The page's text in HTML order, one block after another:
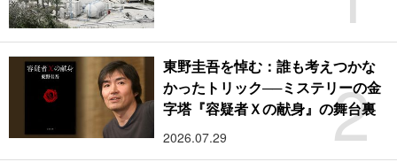
2
東野圭吾を悼む：誰も考えつかな
かったトリック──ミステリーの金
字塔『容疑者Ｘの献身』の舞台裏
2026.07.29